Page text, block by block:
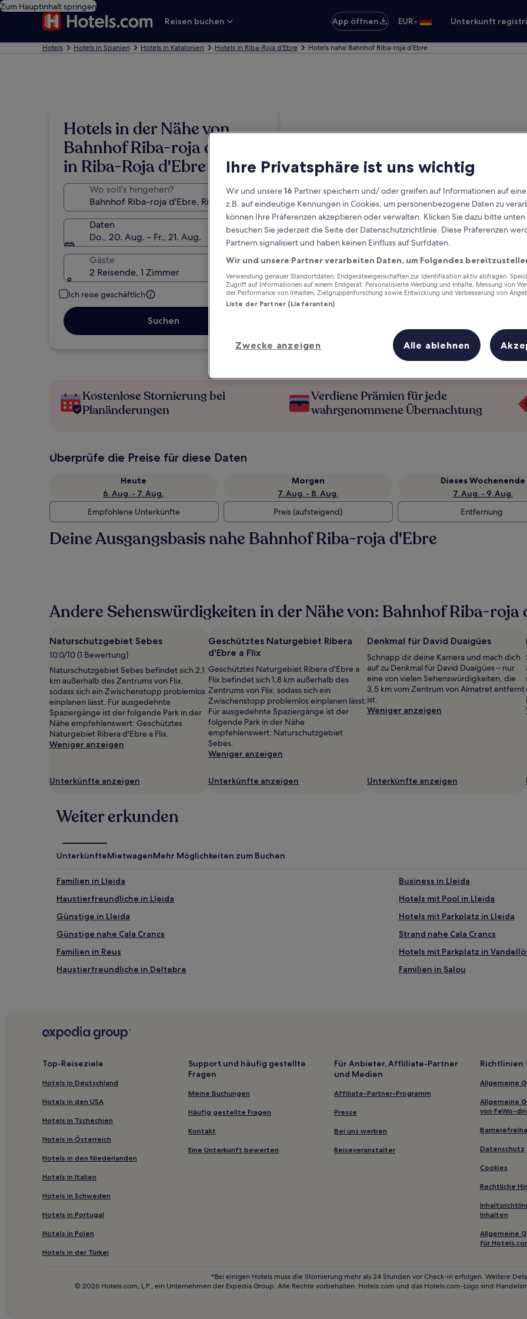
Zum Hauptinhalt springen
Reisen buchen
App öffnen EUR• Unterkunft
Hotels Hotels in Spanien Hotels in Katalonien Hotels in Riba-Roja d'Ebre Hotels nahe Bahnhof Riba-roja d'Ebre
Hotels in der Nähe von
Bahnhof Riba-roja d'Ebre
in Riba-Roja d'Ebre
Wo soll’s hingehen?
Daten
Do., 20. Aug. - Fr., 21. Aug.
Gäste
2 Reisende, 1 Zimmer
Ich reise geschäftlich
Suchen
Kostenlose Stornierung bei
Planänderungen
Verdiene Prämien für jede
wahrgenommene Übernachtung
Überprüfe die Preise für diese Daten
Heute
6. Aug. - 7. Aug.
Morgen
7. Aug. - 8. Aug.
Dieses Wochenende
7. Aug. - 9. Aug.
Empfohlene Unterkünfte
Preis (aufsteigend) Entfernung
Deine Ausgangsbasis nahe Bahnhof Riba-roja d'Ebre
Andere Sehenswürdigkeiten in der Nähe von: Bahnhof Riba-roja
Naturschutzgebiet Sebes
10.0/10 (1 Bewertung)
Naturschutzgebiet Sebes befindet sich 2,1
km außerhalb des Zentrums von Flix,
sodass sich ein Zwischenstopp problemlos
einplanen lässt. Für ausgedehnte
Spaziergänge ist der folgende Park in der
Nähe empfehlenswert: Geschütztes
Naturgebiet Ribera d'Ebre a Flix.
Weniger anzeigen
Unterkünfte anzeigen
Geschütztes Naturgebiet Ribera
d'Ebre a Flix
Geschütztes Naturgebiet Ribera d'Ebre a
Flix befindet sich 1,8 km außerhalb des
Zentrums von Flix, sodass sich ein
Zwischenstopp problemlos einplanen lässt.
Für ausgedehnte Spaziergänge ist der
folgende Park in der Nähe
empfehlenswert: Naturschutzgebiet
Sebes.
Weniger anzeigen
Unterkünfte anzeigen
Denkmal für David Duaigües
Schnapp dir deine Kamera und mach dich
auf zu Denkmal für David Duaigües – nur
eine von vielen Sehenswürdigkeiten, die
3,5 km vom Zentrum von Almatret entfernt
ist.
Weniger anzeigen
Unterkünfte anzeigen
Weiter erkunden
UnterkünfteMietwagenMehr Möglichkeiten zum Buchen
Familien in Lleida
Business in Lleida
Haustierfreundliche in Lleida
Hotels mit Pool in Lleida
Günstige in Lleida
Hotels mit Parkplatz in Lleida
Günstige nahe Cala Crancs
Strand nahe Cala Crancs
Familien in Reus
Hotels mit Parkplatz in
Haustierfreundliche in Deltebre
Familien in Salou
Hotels mit Parkplatz in Costa Dorada
Günstige in L'Ametlla de Mar
Haustierfreundliche in Calafat
Hotels mit Küchenzeile in
Business in Tarragona
Haustierfreundliche in
Familien in Tarragona
Golf in Conesa
Familien in Cap de Salou
Familien in Les Tres Cales
Günstige in Tarragona
Hotels mit Pool in Tarragona
Strand in Tarragona
Hotels mit Pool in Mont-roig del Camp
Haustierfreundliche in Mont-
Top-Reiseziele
Hotels in Deutschland
Hotels in den USA
Hotels in Tschechien
Hotels in Österreich
Hotels in den Niederlanden
Hotels in Italien
Hotels in Schweden
Hotels in Portugal
Hotels in Polen
Hotels in der Türkei
Support und häufig gestellte
Fragen
Meine Buchungen
Häufig gestellte Fragen
Kontakt
Eine Unterkunft bewerten
Für Anbieter, Affliliate-Partner
und Medien
Affiliate-Partner-Programm
Presse
Bei uns werben
Reiseveranstalter
Richtlinien
Allgemeine
Allgemeine
von FeWo-
Datenschutz
Cookies
Rechtliche
Inhalten
Allgemeine
für
*Bei einigen Hotels muss die Stornierung mehr als 24 Stunden vor Check-in erfolgen. Weitere
© 2026 Hotels.com, L.P., ein Unternehmen der Expedia Group. Alle Rechte vorbehalten. Hotels.com und das Hotels.com-Logo sind
Ihre Privatsphäre ist uns wichtig
Wir und unsere16 Partner speichern und/ oder greifen auf Informationen auf
z.B. auf eindeutige Kennungen in Cookies, um personenbezogene Daten zu
können Ihre Präferenzen akzeptieren oder verwalten. Klicken Sie dazu bitte
besuchen Sie jederzeit die Seite der Datenschutzrichtlinie. Diese Präferenzen
Partnern signalisiert und haben keinen Einfluss auf Surfdaten.
Wir und unsere Partner verarbeiten Daten, um Folgendes
Verwendung genauer Standortdaten. Endgeräteeigenschaften zur Identifikation aktiv abfragen.
Zugriff auf Informationen auf einem Endgerät. Personalisierte Werbung und Inhalte, Messung von
der Performance von Inhalten, Zielgruppenforschung sowie Entwicklung und Verbesserung von
Liste der Partner (Lieferanten)
Zwecke anzeigen Alle ablehnen